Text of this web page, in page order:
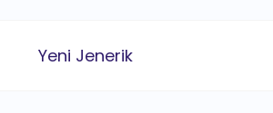
Yeni Jenerik